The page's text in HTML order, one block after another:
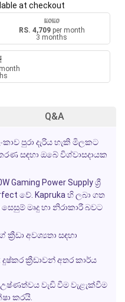
at checkout
RS. 4,709per month
3 months
Q&A
පුරා දැරිය හැකි මිලකට
සඳහා ඔබේ විශ්වාසදායක
Gaming Power Supply ශ්‍රී
වේ. Kapruka හි ලබා ගත
මෘදු හා නිරාකාරී බවට
ක්‍රීඩා අවශ්‍යතා සඳහා
දුෂ්කර ක්‍රීඩාවන් අතර කාර්ය
උෂ්ණත්වය වැඩි වීම වැළැක්වීම
කරයි.